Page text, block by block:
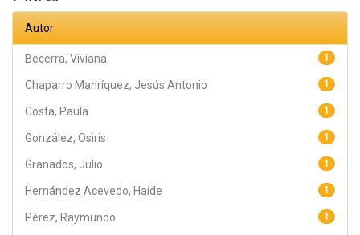
Granados,
Autor
1
Becerra, Viviana
1
Chaparro Manríquez, Jesús Antonio
1
Costa, Paula
1
González, Osiris
1
Granados, Julio
1
Hernández Acevedo, Haide
1
Pérez, Raymundo